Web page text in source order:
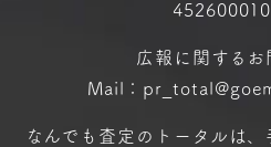
広報に関するお
Mail：
なんでも査定のトータルは